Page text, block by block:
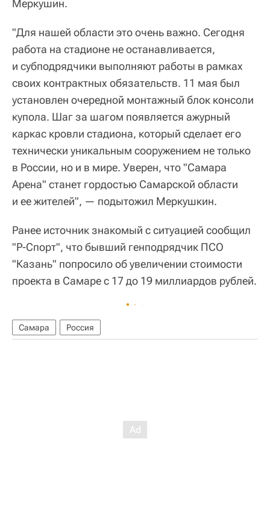
Меркушин.
"Для нашей области это очень важно. Сегодня
работа на стадионе не останавливается,
и субподрядчики выполняют работы в рамках
своих контрактных обязательств. 11 мая был
установлен очередной монтажный блок консоли
купола. Шаг за шагом появляется ажурный
каркас кровли стадиона, который сделает его
технически уникальным сооружением не только
в России, но и в мире. Уверен, что "Самара
Арена" станет гордостью Самарской области
и ее жителей", — подытожил Меркушкин.
Ранее источник знакомый с ситуацией сообщил
"Р-Спорт", что бывший генподрядчик ПСО
"Казань" попросило об увеличении стоимости
проекта в Самаре с 17 до 19 миллиардов рублей.
Самара Россия